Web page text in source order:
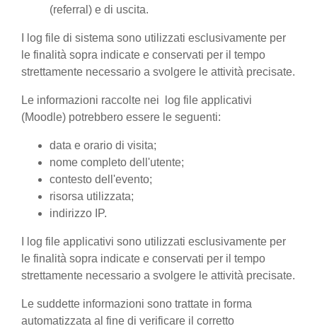
(referral) e di uscita.
I log file di sistema sono utilizzati esclusivamente per
le finalità sopra indicate e conservati per il tempo
strettamente necessario a svolgere le attività precisate.
Le informazioni raccolte nei log file applicativi
(Moodle) potrebbero essere le seguenti:
data e orario di visita;
nome completo dell'utente;
contesto dell'evento;
risorsa utilizzata;
indirizzo IP.
I log file applicativi sono utilizzati esclusivamente per
le finalità sopra indicate e conservati per il tempo
strettamente necessario a svolgere le attività precisate.
Le suddette informazioni sono trattate in forma
automatizzata al fine di verificare il corretto